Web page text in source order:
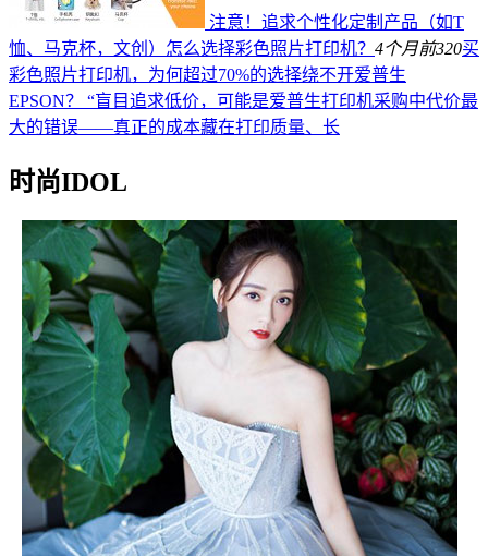
注意！追求个性化定制产品（如T
恤、马克杯，文创）怎么选择彩色照片打印机？ 4个月前320买
彩色照片打印机，为何超过70%的选择绕不开爱普生
EPSON？ “盲目追求低价，可能是爱普生打印机采购中代价最
大的错误——真正的成本藏在打印质量、长
时尚IDOL